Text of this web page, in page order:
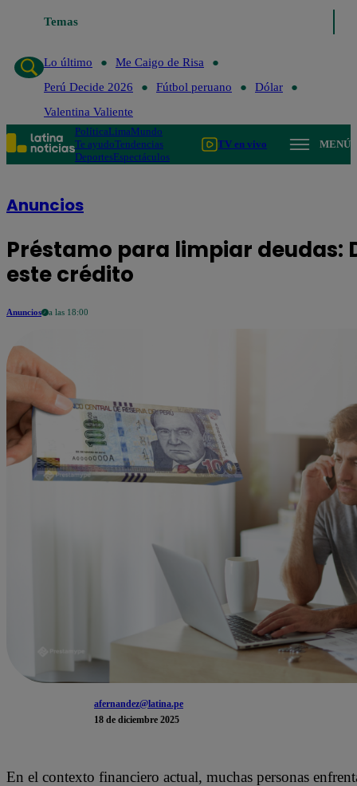
Temas
Lo último Me Caigo de Risa
Lo último
Me Caigo de Risa
Perú Decide 2026
Fútbol peruano
Dólar
Valentina Valiente
PolíticaLimaMundo
Te ayudoTendencias
DeportesEspectáculos
TV en vivo MENÚ
Anuncios
Préstamo para limpiar deudas:
este crédito
Anuncios a las 18:00
afernandez@latina.pe
18 de diciembre 2025
En el contexto financiero actual, muchas personas